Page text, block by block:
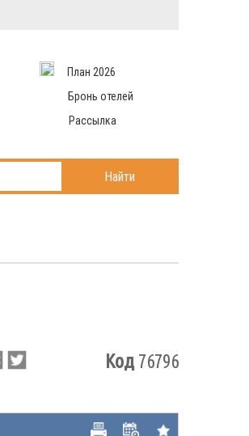
Запомнить меня
Войти в кабинет
План 2026
Бронь отелей
Рассылка
Найти
Код76796